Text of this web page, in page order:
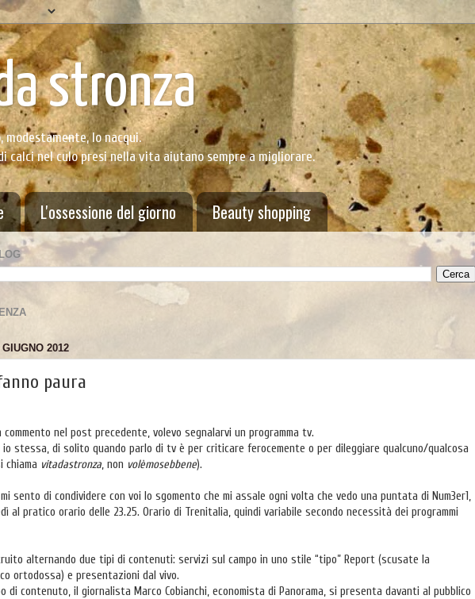
stronza
modestamente, lo nacqui.
calci nel culo presi nella vita aiutano sempre a migliorare.
L'ossessione del giorno Beauty shopping
2012
paura
nel post precedente, volevo segnalarvi un programma tv.
io stessa, di solito quando parlo di tv è per criticare ferocemente o per dileggiare qualcuno/qualcosa
vitadastronza, non volèmosebbene).
sento di condividere con voi lo sgomento che mi assale ogni volta che vedo una puntata di Num3er1,
al pratico orario delle 23.25. Orario di Trenitalia, quindi variabile secondo necessità dei programmi
alternando due tipi di contenuti: servizi sul campo in uno stile “tipo” Report (scusate la
ortodossa) e presentazioni dal vivo.
di contenuto, il giornalista Marco Cobianchi, economista di Panorama, si presenta davanti al pubblico